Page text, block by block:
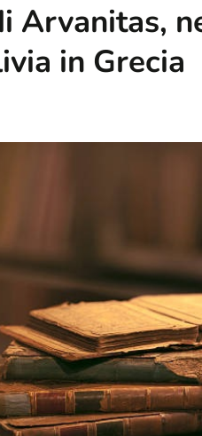
Arvanitas,
in Grecia